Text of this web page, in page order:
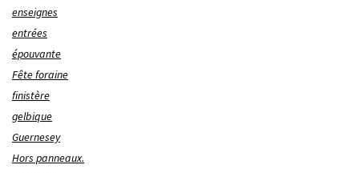
enseignes
entrées
épouvante
Fête foraine
finistère
gelbique
Guernesey
Hors panneaux.